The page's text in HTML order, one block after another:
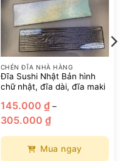
CHÉN ĐĨA NHÀ HÀNG
Đĩa Sushi Nhật Bản hình
chữ nhật, đĩa dài, đĩa maki
145.000 ₫ –
305.000 ₫Khoảng
giá:
đến
305.000 ₫
Mua ngay